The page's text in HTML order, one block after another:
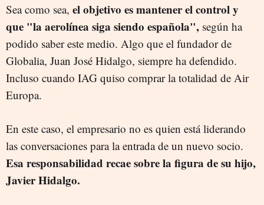
Sea como sea, el objetivo es mantener el control y
que "la aerolínea siga siendo española", según ha
podido saber este medio. Algo que el fundador de
Globalia, Juan José Hidalgo, siempre ha defendido.
Incluso cuando IAG quiso comprar la totalidad de Air
Europa.
En este caso, el empresario no es quien está liderando
las conversaciones para la entrada de un nuevo socio.
Esa responsabilidad recae sobre la figura de su hijo,
Javier Hidalgo.